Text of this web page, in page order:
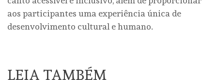
aos participantes uma experiência única de
desenvolvimento cultural e humano.
LEIA TAMBÉM